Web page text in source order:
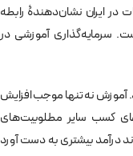
ايران نشان‌دهندۀ رابطه
سرمايه‌گذاری آموزشی در
آموزش نه تنها موجب افزايش
كسب سایر مطلوبيت‌های
درآمد بيشتری به دست آورد